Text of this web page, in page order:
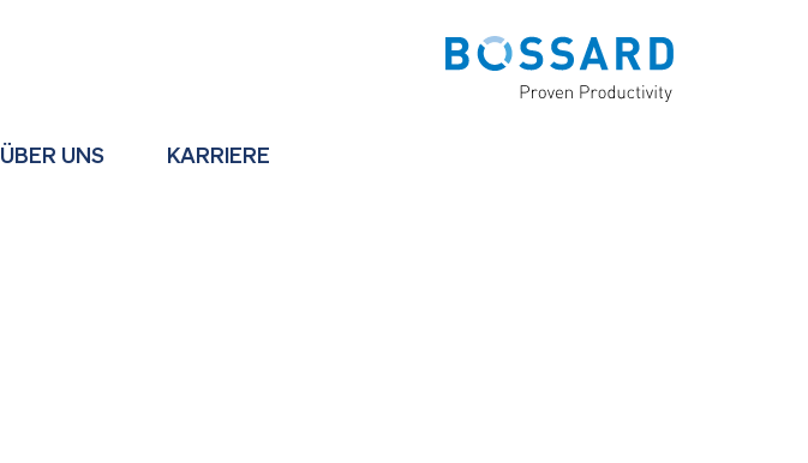
ÜBER UNS KARRIERE